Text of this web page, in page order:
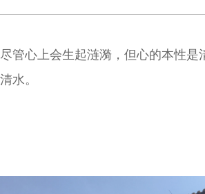
尽管心上会生起涟漪，但心的本性
清水。